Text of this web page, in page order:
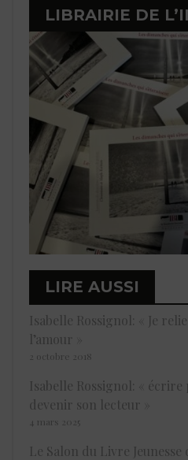
LIBRAIRIE DE
LIRE AUSSI
Isabelle Rossignol: « Je
l’amour »
2 octobre 2018
Isabelle Rossignol: « écrire
devenir son lecteur »
4 mars 2025
Le Salon du Livre